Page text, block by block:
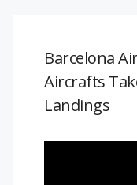
Barcelona
Aircrafts
Landings